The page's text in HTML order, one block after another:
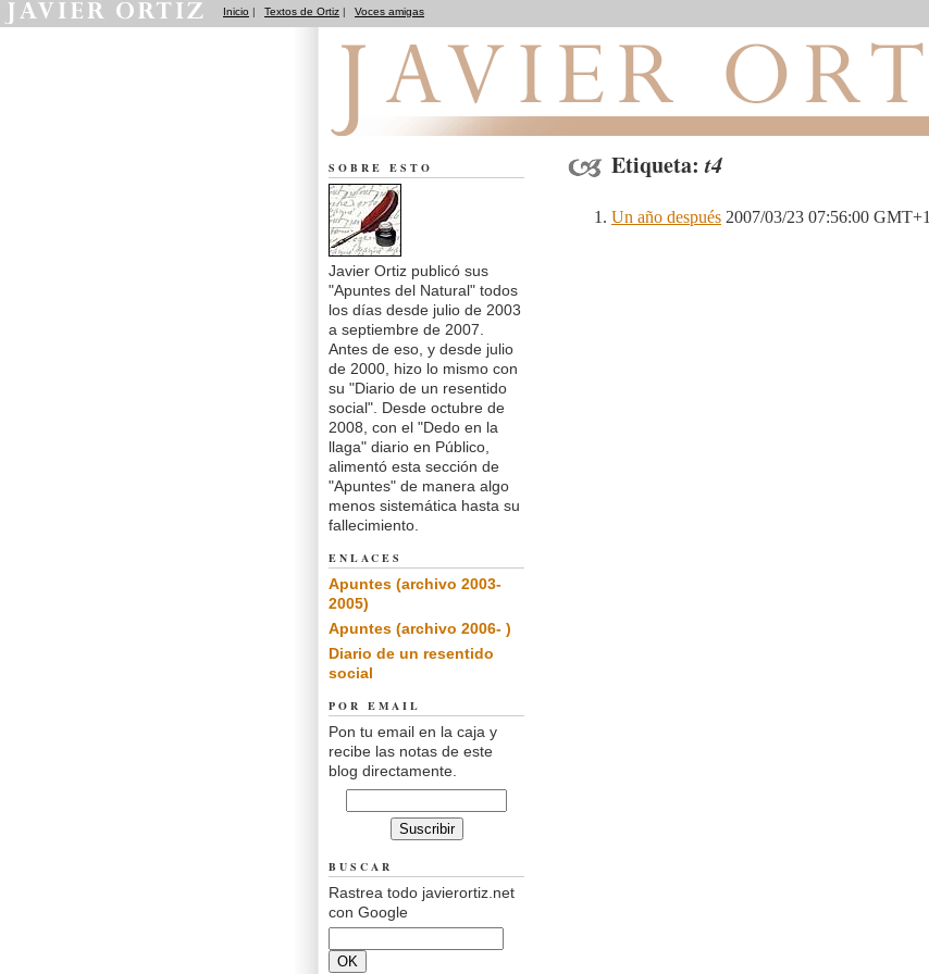
Inicio | Textos de Ortiz | Voces amigas
Etiqueta:t4
Un año después 2007/03/23 07:56:00 GMT+1
SOBRE ESTO
Javier Ortiz publicó sus
"Apuntes del Natural" todos
los días desde julio de 2003
a septiembre de 2007.
Antes de eso, y desde julio
de 2000, hizo lo mismo con
su "Diario de un resentido
social". Desde octubre de
2008, con el "Dedo en la
llaga" diario en Público,
alimentó esta sección de
"Apuntes" de manera algo
menos sistemática hasta su
fallecimiento.
ENLACES
Apuntes (archivo 2003-
2005)
Apuntes (archivo 2006- )
Diario de un resentido
social
POR EMAIL
Pon tu email en la caja y
recibe las notas de este
blog directamente.
BUSCAR
Rastrea todo javierortiz.net
con Google